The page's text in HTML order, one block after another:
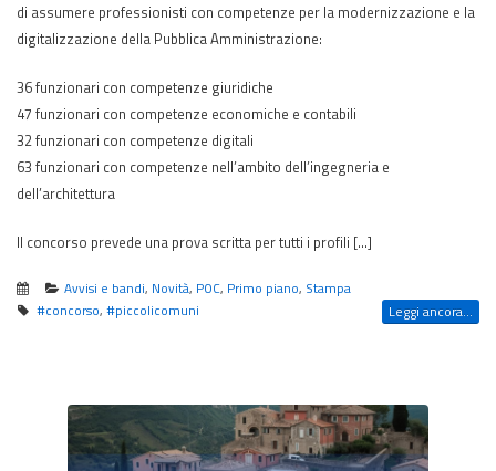
di assumere professionisti con competenze per la modernizzazione e la
digitalizzazione della Pubblica Amministrazione:
36 funzionari con competenze giuridiche
47 funzionari con competenze economiche e contabili
32 funzionari con competenze digitali
63 funzionari con competenze nell’ambito dell’ingegneria e
dell’architettura
Il concorso prevede una prova scritta per tutti i profili […]
Avvisi e bandi, Novità, POC, Primo piano, Stampa
#concorso, #piccolicomuni Leggi ancora...